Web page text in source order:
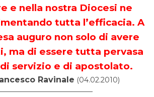
e nella nostra Diocesi ne
tutta l’efficacia. A
auguro non solo di avere
ma di essere tutta pervasa
servizio e di apostolato.
Ravinale (04.02.2010)